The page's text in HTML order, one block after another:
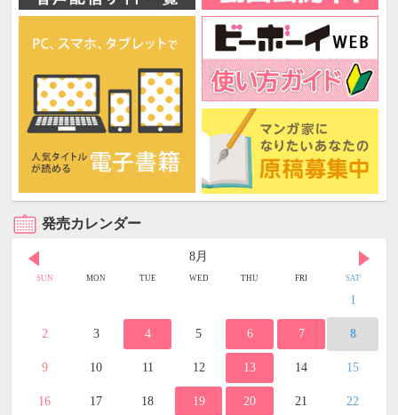
発売カレンダー
8月
SUN MON TUE WED THU FRI SAT
1
2 3 4 5 6 7 8
9 10 11 12 13 14 15
16 17 18 19 20 21 22